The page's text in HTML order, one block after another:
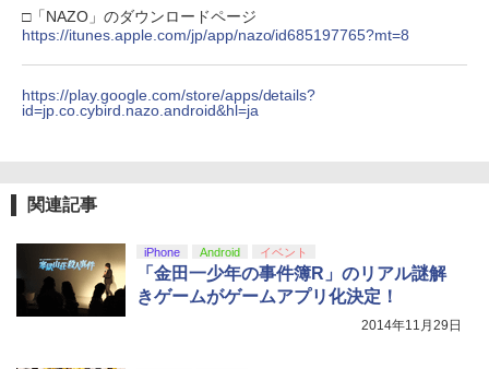
□「NAZO」のダウンロードページ
https://itunes.apple.com/jp/app/nazo/id685197765?mt=8
https://play.google.com/store/apps/details?
id=jp.co.cybird.nazo.android&hl=ja
関連記事
iPhone Android イベント
「金田一少年の事件簿R」のリアル謎解
きゲームがゲームアプリ化決定！
2014年11月29日